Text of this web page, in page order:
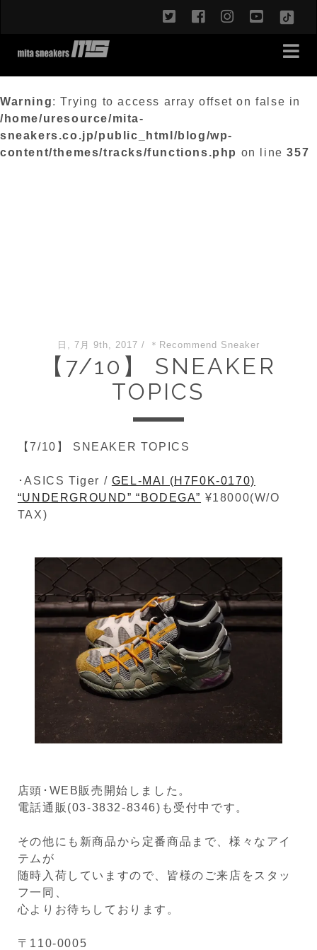
twitterfacebookinstagram
Warning: Trying to access array offset on false in
/home/uresource/mita-
sneakers.co.jp/public_html/blog/wp-
content/themes/tracks/functions.php on line357
日, 7月 9th, 2017 / ＊Recommend Sneaker
【7/10】 SNEAKER
TOPICS
【7/10】 SNEAKER TOPICS
･ASICS Tiger / GEL-MAI (H7F0K-0170)
“UNDERGROUND” “BODEGA” ¥18000(W/O
TAX)
店頭･WEB販売開始しました。
電話通販(03-3832-8346)も受付中です。
その他にも新商品から定番商品まで、様々なアイ
テムが
随時入荷していますので、皆様のご来店をスタッ
フ一同、
心よりお待ちしております。
〒110-0005